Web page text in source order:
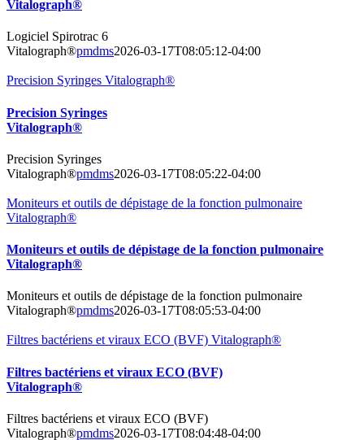
Vitalograph®
Logiciel Spirotrac 6
Vitalograph®pmdms2026-03-17T08:05:12-04:00
Precision Syringes Vitalograph®
Precision Syringes
Vitalograph®
Precision Syringes
Vitalograph®pmdms2026-03-17T08:05:22-04:00
Moniteurs et outils de dépistage de la fonction pulmonaire
Vitalograph®
Moniteurs et outils de dépistage de la fonction pulmonaire
Vitalograph®
Moniteurs et outils de dépistage de la fonction pulmonaire
Vitalograph®pmdms2026-03-17T08:05:53-04:00
Filtres bactériens et viraux ECO (BVF) Vitalograph®
Filtres bactériens et viraux ECO (BVF)
Vitalograph®
Filtres bactériens et viraux ECO (BVF)
Vitalograph®pmdms2026-03-17T08:04:48-04:00